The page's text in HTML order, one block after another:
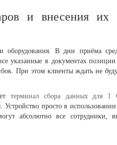
и внесения их
оборудования. В дни приёма
указанные в документах
При этом клиенты ждать не
терминал сбора данных для 1
просто в
абсолютно все сотрудники,